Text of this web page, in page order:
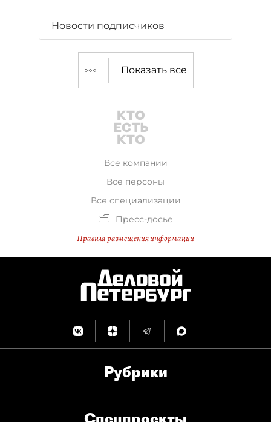
Новости подписчиков
Показать все
Все компании
Все персоны
Все специализации
Пресс-досье
Правила размещения информации
Рубрики
Спец­проекты